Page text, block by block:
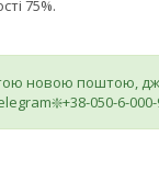
75%.
новою поштою,
050-6-000-